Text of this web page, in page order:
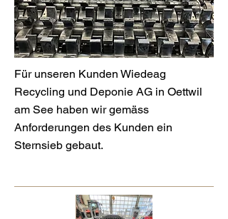
Für unseren Kunden Wiedeag
Recycling und Deponie AG in Oettwil
am See haben wir gemäss
Anforderungen des Kunden ein
Sternsieb gebaut.